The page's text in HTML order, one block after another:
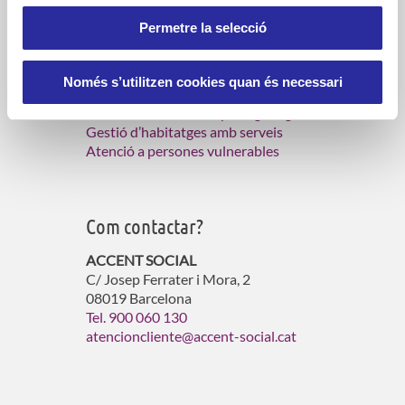
Permetre la selecció
Només s’utilitzen cookies quan és necessari
Què fem?
Serveis d’atenció domiciliària
Gestió d’habitatges amb serveis
Atenció a persones vulnerables
Com contactar?
ACCENT SOCIAL
C/ Josep Ferrater i Mora, 2
08019 Barcelona
Tel. 900 060 130
atencioncliente@accent-social.cat